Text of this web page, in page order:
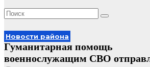
Новости района
Гуманитарная помощь
военнослужащим СВО